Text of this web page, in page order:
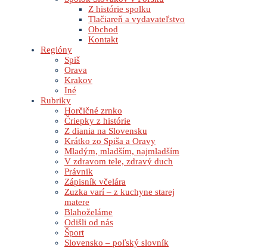
Z histórie spolku
Tlačiareň a vydavateľstvo
Obchod
Kontakt
Regióny
Spiš
Orava
Krakov
Iné
Rubriky
Horčičné zrnko
Čriepky z histórie
Z diania na Slovensku
Krátko zo Spiša a Oravy
Mladým, mladším, najmladším
V zdravom tele, zdravý duch
Právnik
Zápisník včelára
Zuzka varí – z kuchyne starej
matere
Blahoželáme
Odišli od nás
Šport
Slovensko – poľský slovník